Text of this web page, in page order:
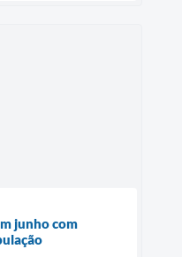
junho com